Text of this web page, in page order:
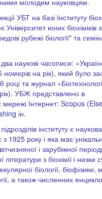
молодим науковцям.
УБТ на базі Інституту
юних біохіміків
рубежі біології" та
наукові часописи:
номерів на рік), який було
та журнал
УБЖ представлено в
Інтернет: Scopus
ін.
інституту є наукова
з 1925 року і яка має
і зарубіжної
з біохімії і низки
біології,
а також численних